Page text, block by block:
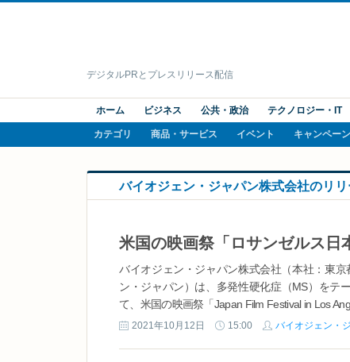
デジタルPRとプレスリリース配信
ホーム ビジネス 公共・政治 テクノロジー・IT
カテゴリ 商品・サービス イベント キャンペーン
バイオジェン・ジャパン株式会社のリ
バイオジェン・ジャパン株式会社（本社：東
ン・ジャパン）は、多発性硬化症（MS）をテ
て、米国の映画祭「Japan Film Festival in Los
2021年10月12日 15:00 バイオジェン・